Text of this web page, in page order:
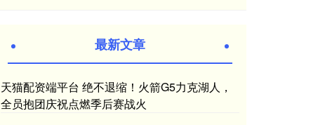
最新文章
天猫配资端平台 绝不退缩！火箭G5力克湖人，
全员抱团庆祝点燃季后赛战火